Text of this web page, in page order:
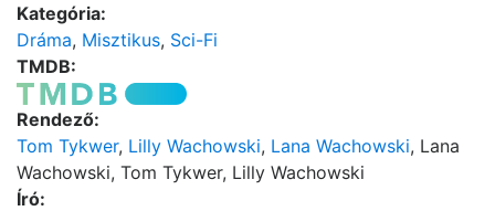
Kategória:
Dráma, Misztikus, Sci-Fi
TMDB:
Rendező:
Tom Tykwer, Lilly Wachowski, Lana Wachowski, Lana
Wachowski, Tom Tykwer, Lilly Wachowski
Író: